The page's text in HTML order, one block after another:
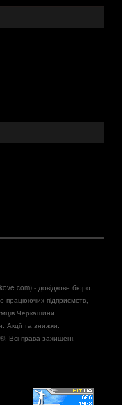
- довідкове бюро.
працюючих підприємств,
Черкащини.
та знижки.
Всі права захищені.